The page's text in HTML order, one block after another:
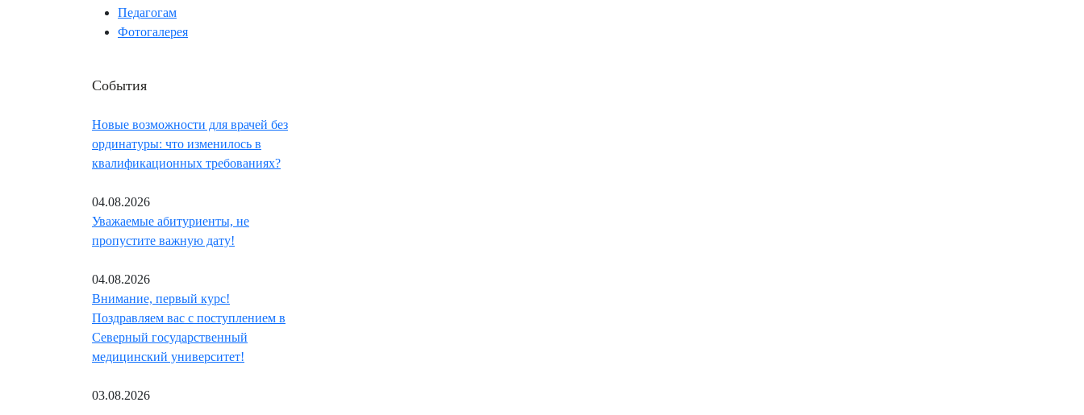
Педагогам
Фотогалерея
События
Новые возможности для врачей без
ординатуры: что изменилось в
квалификационных требованиях?
04.08.2026
Уважаемые абитуриенты, не
пропустите важную дату!
04.08.2026
Внимание, первый курс!
Поздравляем вас с поступлением в
Северный государственный
медицинский университет!
03.08.2026